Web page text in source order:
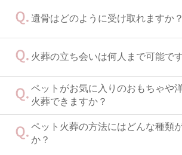
遺骨はどのように受け取れますか？
火葬の立ち会いは何人まで可能で
ペットがお気に入りのおもちゃや
火葬できますか？
ペット火葬の方法にはどんな種類
か？